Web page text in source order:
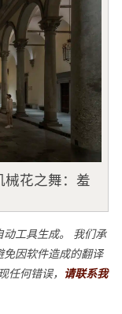
械花之舞：羞
工具生成。 我们承
因软件造成的翻译
何错误， 请联系我